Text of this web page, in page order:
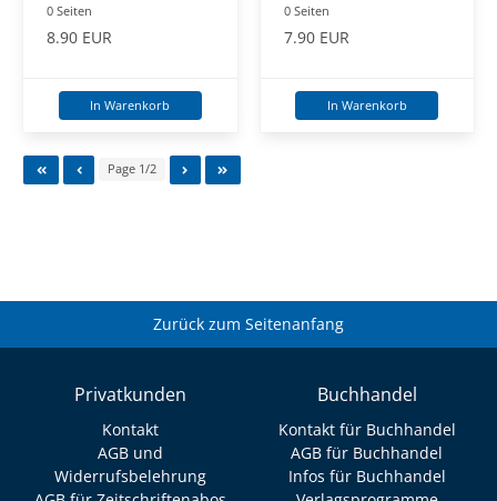
0 Seiten
8.90 EUR
In Warenkorb
0 Seiten
7.90 EUR
In Warenkorb
Page 1/2
Zurück zum Seitenanfang
Privatkunden
Kontakt
AGB und
Widerrufsbelehrung
Buchhandel
Kontakt für Buchhandel
AGB für Buchhandel
Infos für Buchhandel